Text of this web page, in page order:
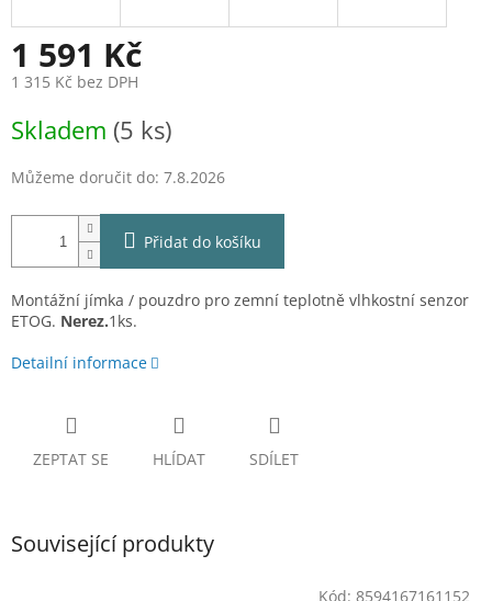
1 591 Kč
1 315 Kč bez DPH
cena:
Skladem (5 ks)
Můžeme doručit do: 7.8.2026
Přidat do košíku
Montážní jímka / pouzdro pro zemní teplotně vlhkostní senzor
ETOG. Nerez.1ks.
Detailní informace
ZEPTAT SE HLÍDAT SDÍLET
Související produkty
Kód: 8594167161152